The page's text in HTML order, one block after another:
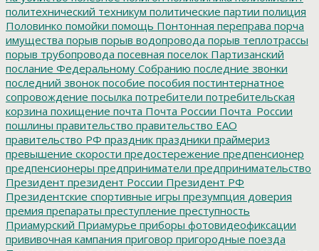
политехнический техникум политические партии полиция
Половинко помойки помощь Понтонная переправа порча
имущества порыв порыв водопровода порыв теплотрассы
порыв трубопровода посевная поселок Партизанский
послание Федеральному Собранию последние звонки
последний звонок пособие пособия постинтернатное
сопровождение посылка потребители потребительская
корзина похищение почта Почта России Почта_России
пошлины правительство правительство ЕАО
правительство РФ праздник праздники праймериз
превышение скорости предостережение предпенсионер
предпенсионеры предприниматели предпринимательство
Президент президент России Президент РФ
Президентские спортивные игры презумпция доверия
премия препараты преступление преступность
Приамурский Приамурье приборы фотовидеофиксации
прививочная кампания приговор пригородные поезда